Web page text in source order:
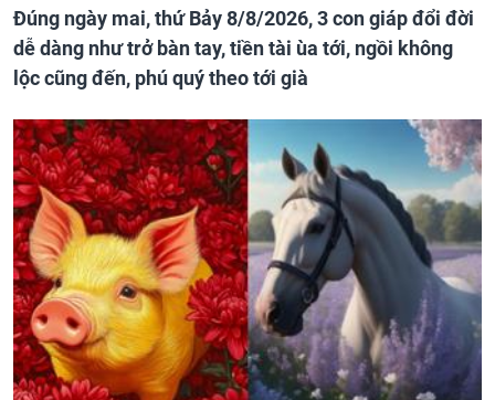
Đúng ngày mai, thứ Bảy 8/8/2026, 3 con giáp đổi đời
dễ dàng như trở bàn tay, tiền tài ùa tới, ngồi không
lộc cũng đến, phú quý theo tới già